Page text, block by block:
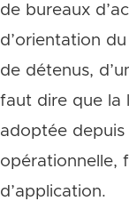
de bureaux
d’orientation
de détenus,
faut dire que la
adoptée depuis
opérationnelle,
d’application.